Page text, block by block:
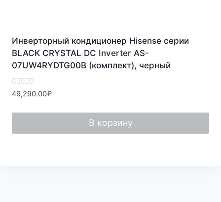
Инверторный кондиционер Hisense серии
BLACK CRYSTAL DC Inverter AS-
07UW4RYDTG00B (комплект), черный
Оценка
0
5
49,290.00₽
В корзину